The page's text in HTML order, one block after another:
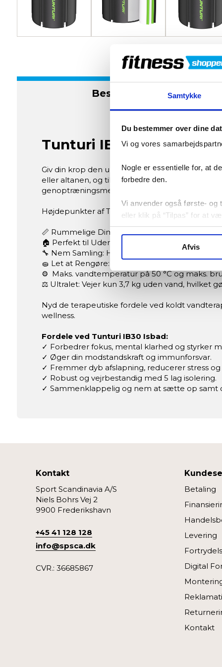
Samtykke
Du bestemmer over dine
Vi og vores
Nogle er essentielle for, at
forbedre den.
Vi anvender også første- og
eller klik på “Tilpas” for at
Afvis
Beskrivelse
Tunturi IB30 Isbad
Giv din krop den ultimative afkøling og
eller altanen, og tilbyder en hurtig opsætning
genoptræningsmetoder efter træning.
Højdepunkter af Tunturi Isbad:
📏 Rummelige Dimensioner: 75 cm i højden og
🏠 Perfekt til Udendørs Brug: Ideel størrelse til
🔧 Nem Samling: Hurtig og ukompliceret
🧽 Let at Rengøre: Designet til nem rengøring
⚙ Maks. vandtemperatur på 50 °C og maks.
⚖️ Ultralet: Vejer kun 3,7 kg uden vand, hvilket
Nyd de terapeutiske fordele ved koldt
wellness.
Fordele ved Tunturi IB30 Isbad:
✓ Forbedrer fokus, mental klarhed og styrker
✓ Øger din modstandskraft og immunforsvar.
✓ Fremmer dyb afslapning, reducerer stress
✓ Robust og vejrbestandig med 5 lag isolering.
✓ Sammenklappelig og nem at sætte op samt
Kontakt
Sport Scandinavia A/S
Niels Bohrs Vej 2
9900 Frederikshavn
+45 41 128 128
info@spsca.dk
CVR.: 36685867
Betaling
Levering
Digital
Kontakt